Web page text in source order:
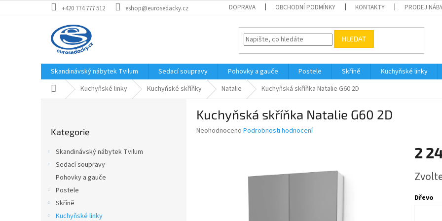
na
+420 774 777 512 eshop@eurosedacky.cz DOPRAVA OBCHODNÍ PODMÍNKY KONTAKTY PRODEJ
HLEDAT
Skandinávský nábytek Tvilum Sedací soupravy Pohovky a gauče Postele Skříně Kuchyňské linky
Domů Kuchyňské linky Kuchyňské skříňky Natalie Kuchyňská skříňka Natalie G60 2D
kategorie
Kategorie
Skandinávský nábytek Tvilum
Sedací soupravy
Pohovky a gauče
Postele
Skříně
Kuchyňské linky
Kuchyňská skříňka Natalie G60 2D
Průměrné
Neohodnoceno Podrobnosti hodnocení
2
cena:
Dřevo